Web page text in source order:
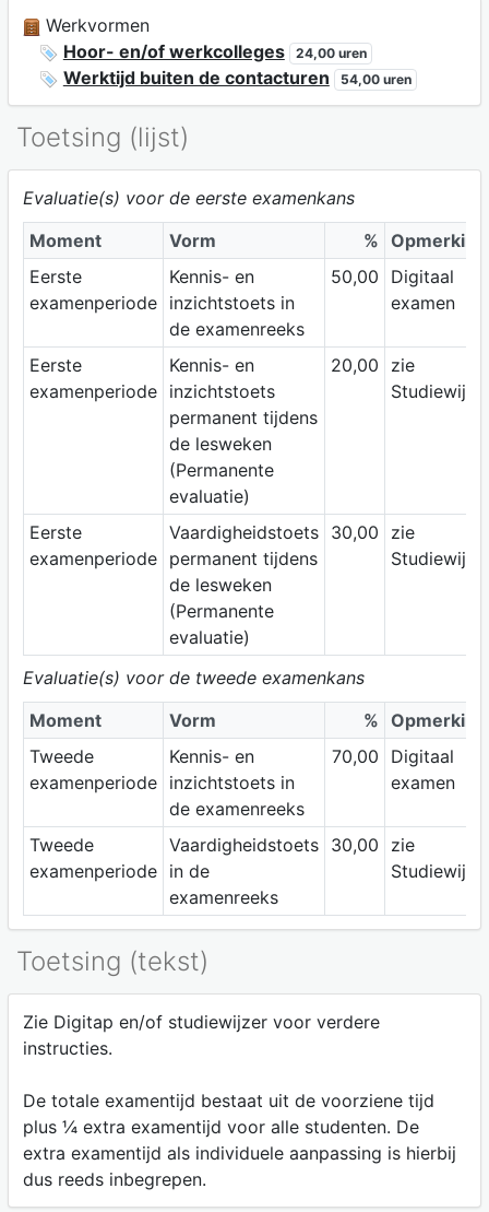
Werkvormen
Hoor- en/of werkcolleges
24,00 uren
Werktijd buiten de contacturen 54,00 uren
Toetsing (lijst)
Evaluatie(s) voor de eerste examenkans
Moment
Vorm % Opmerking
Eerste
examenperiode
Kennis- en
inzichtstoets in
de examenreeks
50,00
Digitaal
examen
Eerste
examenperiode
Kennis- en
inzichtstoets
permanent tijdens
de lesweken
(Permanente
evaluatie)
20,00
zie
Eerste
examenperiode
Vaardigheidstoets
permanent tijdens
de lesweken
(Permanente
evaluatie)
30,00
zie
Evaluatie(s) voor de tweede examenkans
Moment
Vorm % Opmerking
Tweede
examenperiode
Kennis- en
inzichtstoets in
de examenreeks
70,00
Digitaal
examen
Tweede
examenperiode
Vaardigheidstoets
in de
examenreeks
30,00
zie
Toetsing (tekst)
Zie Digitap en/of studiewijzer voor verdere
instructies.
De totale examentijd bestaat uit de voorziene tijd
plus ¼ extra examentijd voor alle studenten. De
extra examentijd als individuele aanpassing is hierbij
dus reeds inbegrepen.